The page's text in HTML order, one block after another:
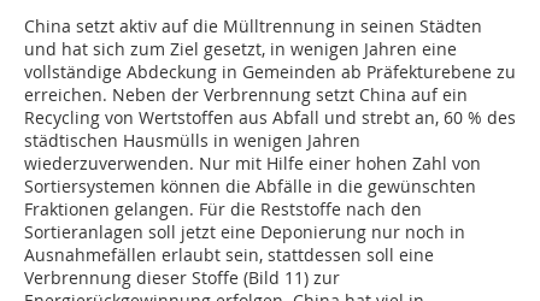
China setzt aktiv auf die Mülltrennung in seinen Städten
und hat sich zum Ziel gesetzt, in wenigen Jahren eine
vollständige Abdeckung in Gemeinden ab Präfekturebene zu
erreichen. Neben der Verbrennung setzt China auf ein
Recycling von Wertstoffen aus Abfall und strebt an, 60 % des
städtischen Hausmülls in wenigen Jahren
wiederzuverwenden. Nur mit Hilfe einer hohen Zahl von
Sortiersystemen können die Abfälle in die gewünschten
Fraktionen gelangen. Für die Reststoffe nach den
Sortieranlagen soll jetzt eine Deponierung nur noch in
Ausnahmefällen erlaubt sein, stattdessen soll eine
Verbrennung dieser Stoffe (Bild 11) zur